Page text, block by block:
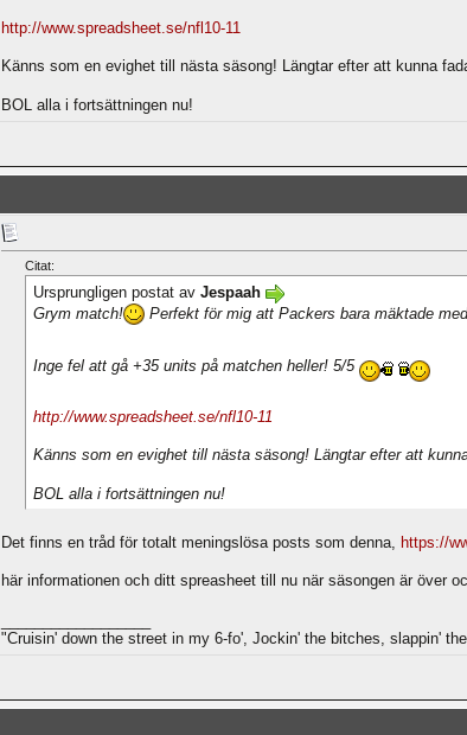
http://www.spreadsheet.se/nfl10-11
Känns som en evighet till nästa säsong! Längtar efter att kunna
BOL alla i fortsättningen nu!
Citat:
Ursprungligen postat av Jespaah
Grym match!
Perfekt för mig att Packers bara mäktade
Inge fel att gå +35 units på matchen heller! 5/5
http://www.spreadsheet.se/nfl10-11
Känns som en evighet till nästa säsong! Längtar efter att
BOL alla i fortsättningen nu!
Det finns en tråd för totalt meningslösa posts som denna, https://
här informationen och ditt spreasheet till nu när säsongen är över
"Cruisin' down the street in my 6-fo', Jockin' the bitches, slappin'